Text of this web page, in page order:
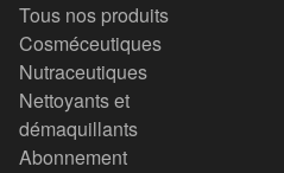
Tous nos produits
Cosméceutiques
Nutraceutiques
Nettoyants et
démaquillants
Abonnement